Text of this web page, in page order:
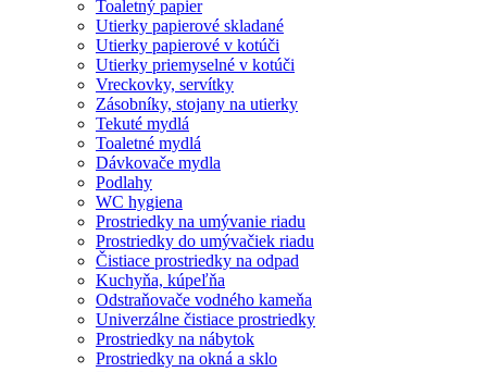
Toaletný papier
Utierky papierové skladané
Utierky papierové v kotúči
Utierky priemyselné v kotúči
Vreckovky, servítky
Zásobníky, stojany na utierky
Tekuté mydlá
Toaletné mydlá
Dávkovače mydla
Podlahy
WC hygiena
Prostriedky na umývanie riadu
Prostriedky do umývačiek riadu
Čistiace prostriedky na odpad
Kuchyňa, kúpeľňa
Odstraňovače vodného kameňa
Univerzálne čistiace prostriedky
Prostriedky na nábytok
Prostriedky na okná a sklo